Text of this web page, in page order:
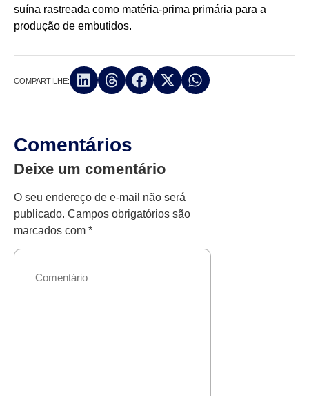
suína rastreada como matéria-prima primária para a
produção de embutidos.
COMPARTILHE:
Comentários
Deixe um comentário
O seu endereço de e-mail não será
publicado. Campos obrigatórios são
marcados com *